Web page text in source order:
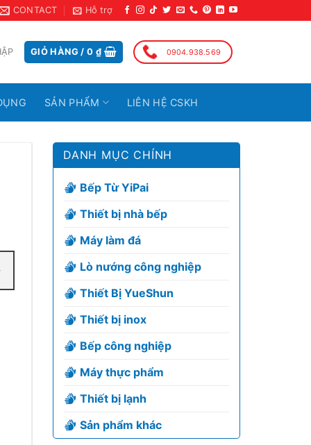
CONTACT Hỗ trợ
GIỎ HÀNG /0 ₫ 0904.938.569
SẢN PHẨM LIÊN HỆ CSKH
DANH MỤC CHÍNH
Bếp Từ YiPai
Thiết bị nhà bếp
Máy làm đá
Lò nướng công nghiệp
Thiết Bị YueShun
Thiết bị inox
Bếp công nghiệp
Máy thực phẩm
Thiết bị lạnh
Sản phẩm khác